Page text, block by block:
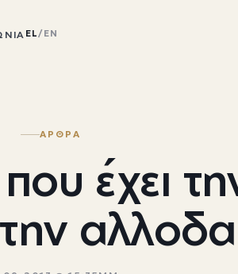
EL /EN
ΑΡΘΡΑ
έχει